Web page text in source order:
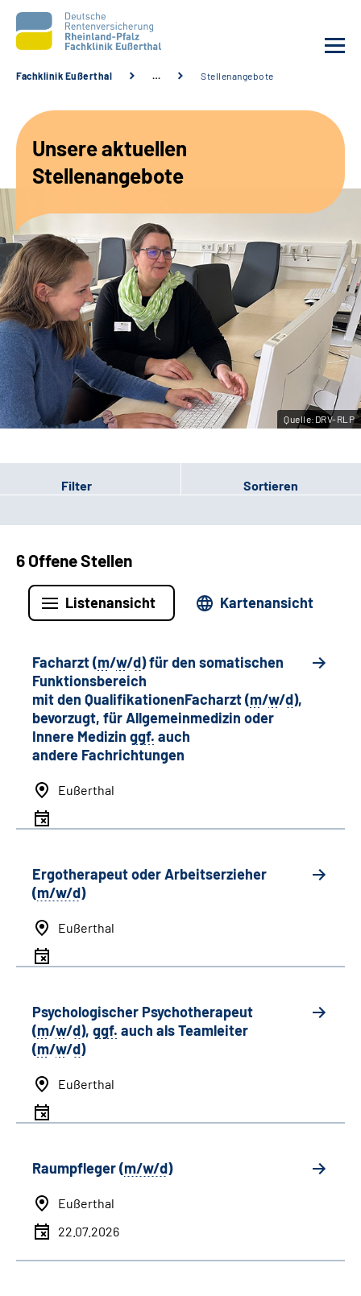
Unsere Angebote
Karriere
Beratungsstellen &
Zuweisende
Suche
Leichte Sprache
Gebärdensprache
Fachklinik Eußerthal … Stellenangebote
Unsere aktuellen
Stellenangebote
Quelle:DRV-RLP
Filter Sortieren
6 Offene Stellen
Listenansicht Kartenansicht
Facharzt (m/w/d) für den somatischen
Funktionsbereich
mit den QualifikationenFacharzt (m/w/d),
bevorzugt, für Allgemeinmedizin oder
Innere Medizin ggf. auch
andere Fachrichtungen
Eußerthal
Ergotherapeut oder Arbeitserzieher
(m/w/d)
Eußerthal
Psychologischer Psychotherapeut
(m/w/d), ggf. auch alsTeamleiter
(m/w/d)
Eußerthal
Raumpfleger (m/w/d)
Eußerthal
22.07.2026